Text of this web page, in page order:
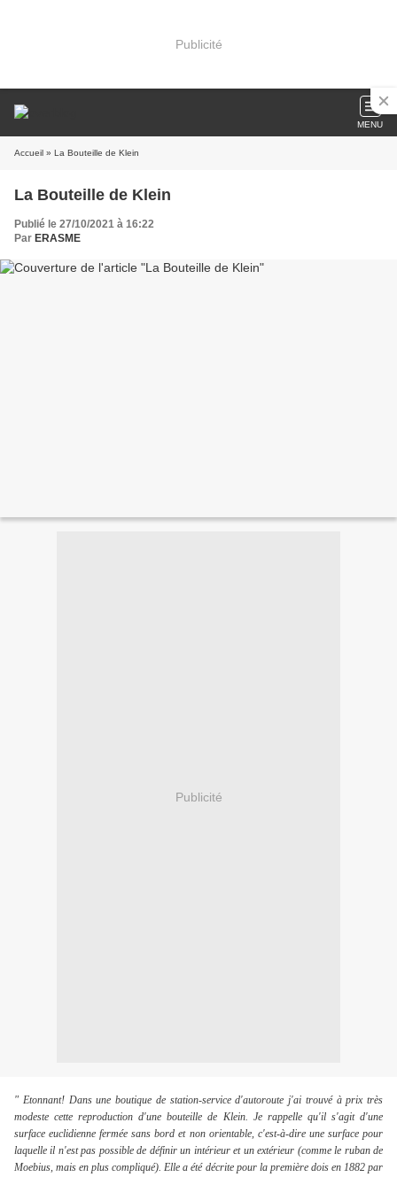
Publicité
MENU
Accueil » La Bouteille de Klein
La Bouteille de Klein
Publié le 27/10/2021 à 16:22
Par ERASME
Publicité
" Etonnant! Dans une boutique de station-service d'autoroute j'ai trouvé à prix très
modeste cette reproduction d'une bouteille de Klein. Je rappelle qu'il s'agit d'une
surface euclidienne fermée sans bord et non orientable, c'est-à-dire une surface pour
laquelle il n'est pas possible de définir un intérieur et un extérieur (comme le ruban de
Moebius, mais en plus compliqué). Elle a été décrite pour la première dois en 1882 par